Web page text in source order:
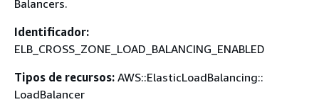
Balancers.
Identificador:
ELB_CROSS_ZONE_LOAD_BALANCING_ENABLED
Tipos de recursos: AWS::ElasticLoadBalancing::
LoadBalancer